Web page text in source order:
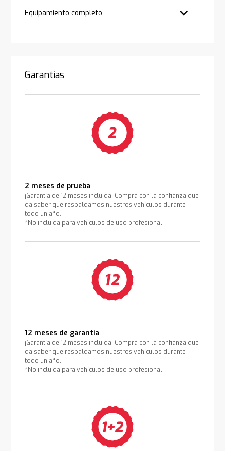
Equipamiento completo
Garantías
2 meses de prueba
¡Garantía de 12 meses incluida! Compra con la confianza que
da saber que respaldamos nuestros vehículos durante
todo un año.
*No incluida para vehículos de uso profesional
12 meses de garantía
¡Garantía de 12 meses incluida! Compra con la confianza que
da saber que respaldamos nuestros vehículos durante
todo un año.
*No incluida para vehículos de uso profesional